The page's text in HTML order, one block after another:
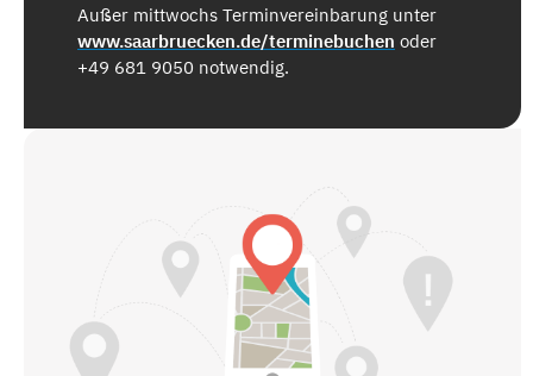
Außer mittwochs Terminvereinbarung unter
www.saarbruecken.de/terminebuchen oder
+49 681 9050 notwendig.